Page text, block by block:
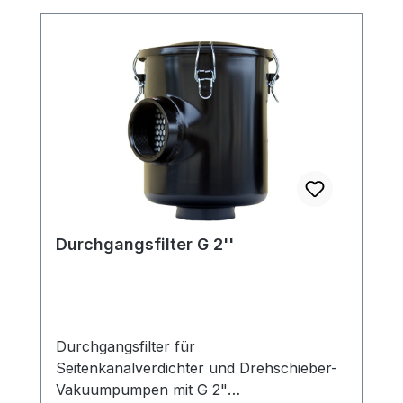
Durchgangsfilter G 2''
Durchgangsfilter für
Seitenkanalverdichter und Drehschieber-
Vakuumpumpen mit G 2"